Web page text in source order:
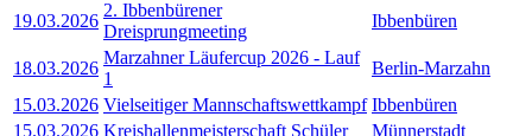
19.03.2026
2. Ibbenbürener
Dreisprungmeeting
Ibbenbüren
18.03.2026
Marzahner Läufercup 2026 - Lauf
1
Berlin-Marzahn
15.03.2026 Vielseitiger Mannschaftswettkampf Ibbenbüren
15.03.2026 Kreishallenmeisterschaft Schüler
Münnerstadt